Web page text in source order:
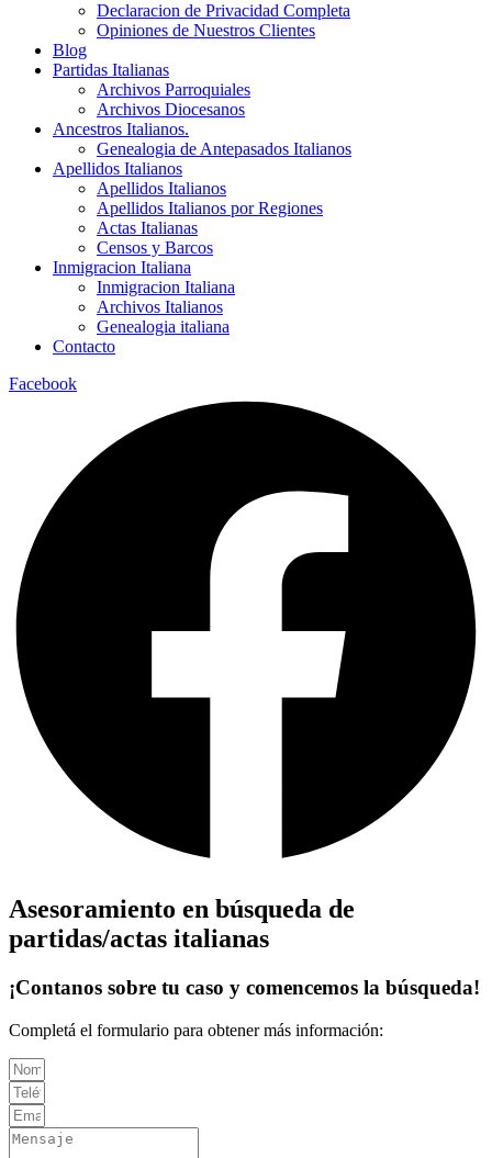
Declaracion de Privacidad Completa
Opiniones de Nuestros Clientes
Blog
Partidas Italianas
Archivos Parroquiales
Archivos Diocesanos
Ancestros Italianos.
Genealogia de Antepasados Italianos
Apellidos Italianos
Apellidos Italianos
Apellidos Italianos por Regiones
Actas Italianas
Censos y Barcos
Inmigracion Italiana
Inmigracion Italiana
Archivos Italianos
Genealogia italiana
Contacto
Facebook
Asesoramiento en búsqueda de
partidas/actas italianas
¡Contanos sobre tu caso y comencemos la búsqueda!
Completá el formulario para obtener más información: